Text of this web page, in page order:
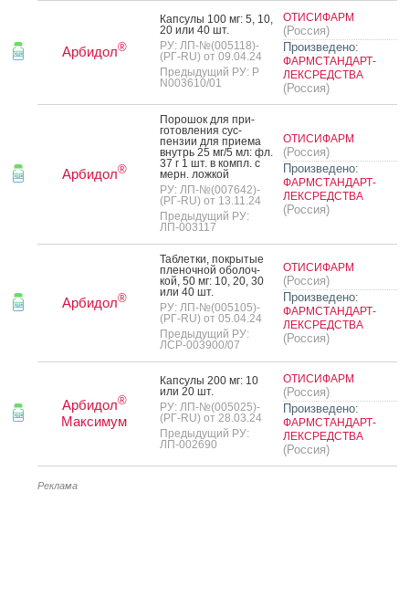
Арбидол®
Кап­су­лы 100 мг: 5, 10,
20 или 40 шт.
РУ: ЛП-№(005118)-
(РГ-RU) от 09.04.24
Предыдущий РУ: Р
N003610/01
ОТИСИФАРМ
(Россия)
Произведено:
ФАРМСТАНДАРТ-
ЛЕКСРЕДСТВА
(Россия)
Арбидол®
По­рошок для при­
готов­ле­ния сус­
пензии для при­ема
внутрь 25 мг/5 мл: фл.
37 г 1 шт. в компл. с
мерн. лож­кой
РУ: ЛП-№(007642)-
(РГ-RU) от 13.11.24
Предыдущий РУ:
ЛП-003117
ОТИСИФАРМ
(Россия)
Произведено:
ФАРМСТАНДАРТ-
ЛЕКСРЕДСТВА
(Россия)
Арбидол®
Таб­летки, пок­ры­тые
пле­ноч­ной обо­лоч­
кой, 50 мг: 10, 20, 30
или 40 шт.
РУ: ЛП-№(005105)-
(РГ-RU) от 05.04.24
Предыдущий РУ:
ЛСР-003900/07
ОТИСИФАРМ
(Россия)
Произведено:
ФАРМСТАНДАРТ-
ЛЕКСРЕДСТВА
(Россия)
Арбидол®
Максимум
Кап­су­лы 200 мг: 10
или 20 шт.
РУ: ЛП-№(005025)-
(РГ-RU) от 28.03.24
Предыдущий РУ:
ЛП-002690
ОТИСИФАРМ
(Россия)
Произведено:
ФАРМСТАНДАРТ-
ЛЕКСРЕДСТВА
(Россия)
Реклама